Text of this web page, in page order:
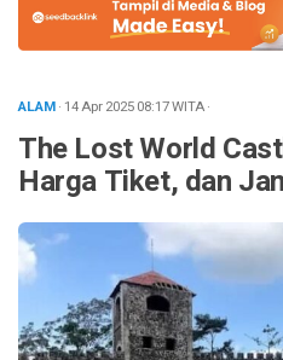
ALAM· 14 Apr 202508:17WITA·
The Lost World
Harga Tiket, dan